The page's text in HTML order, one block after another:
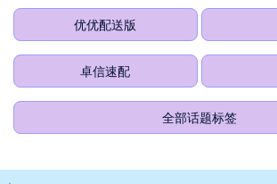
优优配送版
卓信速配
全部话题标签